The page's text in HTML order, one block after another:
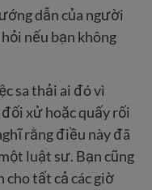
dẫn của người
nếu bạn không
sa thải ai đó vì
xử hoặc quấy rối
rằng điều này đã
luật sư. Bạn cũng
tất cả các giờ